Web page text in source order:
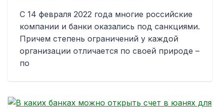
С 14 февраля 2022 года многие российские
компании и банки оказались под санкциями.
Причем степень ограничений у каждой
организации отличается по своей природе –
по